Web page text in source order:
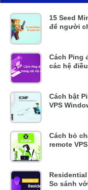
15 Seed
để người
Cách Ping
các hệ
Cách bật
VPS
Cách bỏ
remote
So sánh